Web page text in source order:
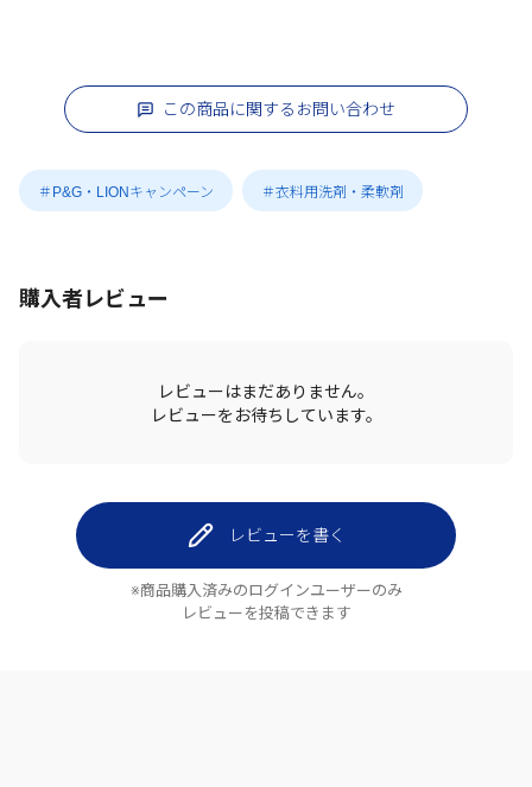
この商品に関するお問い合わせ
＃P&G・LIONキャンペーン ＃衣料用洗剤・柔軟剤
購入者レビュー
レビューはまだありません。
レビューをお待ちしています。
レビューを書く
※商品購入済みのログインユーザーのみ
レビューを投稿できます